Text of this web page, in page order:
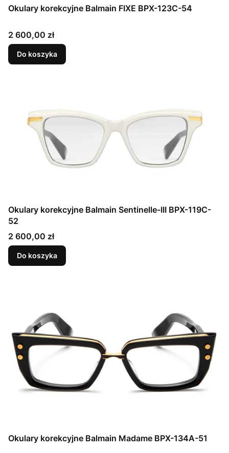
Okulary korekcyjne Balmain FIXE BPX-123C-54
Cena
2 600,00 zł
Do koszyka
Okulary korekcyjne Balmain Sentinelle-III BPX-119C-
52
Cena
2 600,00 zł
Do koszyka
Okulary korekcyjne Balmain Madame BPX-134A-51